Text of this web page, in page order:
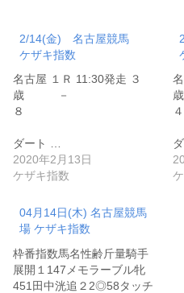
2/14(金) 名古屋競馬
ケザキ指数
名古屋 １Ｒ 11:30発走 ３
歳 －
８
ダート …
2020年2月13日
ケザキ指数
04月14日(木) 名古屋競馬
場 ケザキ指数
枠番指数馬名性齢斤量騎手
展開１147メモラーブル牝
451田中洸追２2◎58タッチ